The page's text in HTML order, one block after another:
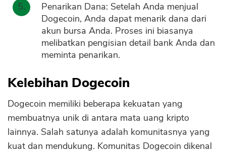
Penarikan Dana: Setelah Anda menjual
Dogecoin, Anda dapat menarik dana dari
akun bursa Anda. Proses ini biasanya
melibatkan pengisian detail bank Anda dan
meminta penarikan.
Kelebihan Dogecoin
Dogecoin memiliki beberapa kekuatan yang
membuatnya unik di antara mata uang kripto
lainnya. Salah satunya adalah komunitasnya yang
kuat dan mendukung. Komunitas Dogecoin dikenal